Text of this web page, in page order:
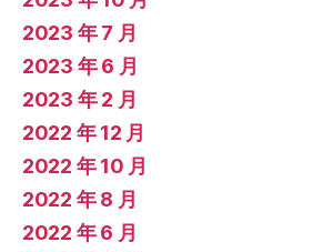
2023 年 7 月
2023 年 6 月
2023 年 2 月
2022 年 12 月
2022 年 10 月
2022 年 8 月
2022 年 6 月